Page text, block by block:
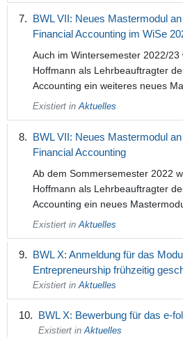
BWL VII: Neues Mastermodul
Financial Accounting im WiSe
Auch im Wintersemester 2022/23
Hoffmann als Lehrbeauftragter
Accounting ein weiteres neues
Existiert in Aktuelles
BWL VII: Neues Mastermodul
Financial Accounting
Ab dem Sommersemester 2022
Hoffmann als Lehrbeauftragter
Accounting ein neues
Existiert in Aktuelles
BWL X: Anmeldung für das
Entrepreneurship frühzeitig
Existiert in Aktuelles
BWL X: Bewerbung für das e-
Existiert in Aktuelles